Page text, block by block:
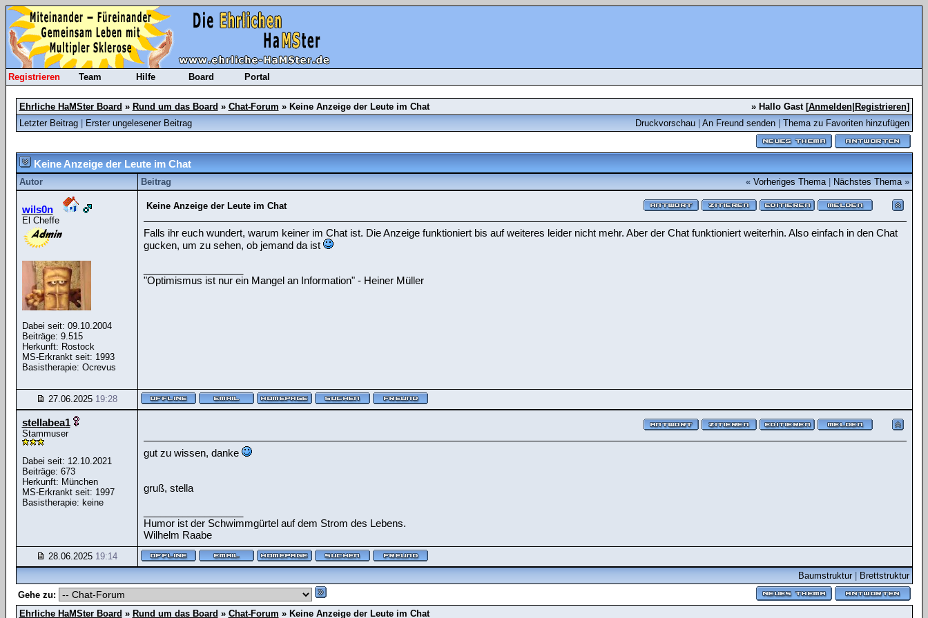
Registrieren Team Hilfe Board Portal
Ehrliche HaMSter Board » Rund um das Board » Chat-Forum » Keine Anzeige der Leute im Chat » Hallo Gast [Anmelden| Registrieren]
Letzter Beitrag| Erster ungelesener Beitrag Druckvorschau| An Freund senden| Thema zu Favoriten hinzufügen
Keine Anzeige der Leute im Chat
Autor Beitrag « Vorheriges Thema| Nächstes Thema »
wils0n
El Cheffe
Dabei seit: 09.10.2004
Beiträge: 9.515
Herkunft: Rostock
MS-Erkrankt seit: 1993
Basistherapie: Ocrevus
Keine Anzeige der Leute im Chat
Falls ihr euch wundert, warum keiner im Chat ist. Die Anzeige funktioniert bis auf weiteres leider nicht mehr. Aber der Chat funktioniert weiterhin. Also einfach in den Chat
gucken, um zu sehen, ob jemand da ist
"Optimismus ist nur ein Mangel an Information" - Heiner Müller
27.06.2025 19:28
stellabea1
Stammuser
Dabei seit: 12.10.2021
Beiträge: 673
Herkunft: München
MS-Erkrankt seit: 1997
Basistherapie: keine
gut zu wissen, danke
gruß, stella
Humor ist der Schwimmgürtel auf dem Strom des Lebens.
Wilhelm Raabe
28.06.2025 19:14
Baumstruktur|
Brettstruktur
Gehe zu:
Ehrliche HaMSter Board » Rund um das Board » Chat-Forum » Keine Anzeige der Leute im Chat